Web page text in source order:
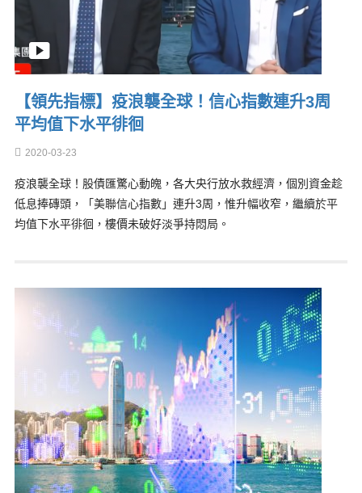
【領先指標】疫浪襲全球！信心指數連升3周
平均值下水平徘徊
2020-03-23
疫浪襲全球！股債匯驚心動魄，各大央行放水救經濟，個別資金趁
低息捧磚頭，「美聯信心指數」連升3周，惟升幅收窄，繼續於平
均值下水平徘徊，樓價未破好淡爭持悶局。